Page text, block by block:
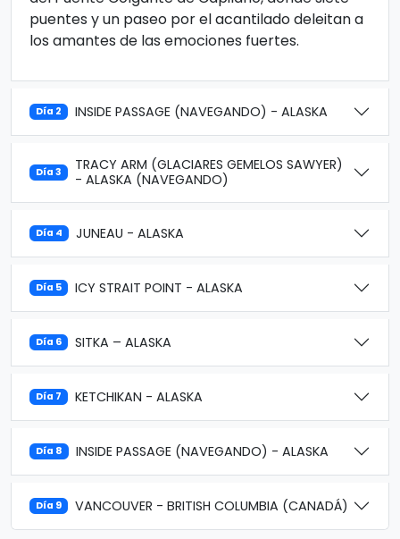
puentes y un paseo por el acantilado deleitan a
los amantes de las emociones fuertes.
Día 2 INSIDE PASSAGE (NAVEGANDO) - ALASKA
Día 3
TRACY ARM (GLACIARES GEMELOS SAWYER)
- ALASKA (NAVEGANDO)
Día 4 JUNEAU - ALASKA
Día 5 ICY STRAIT POINT - ALASKA
Día 6 SITKA – ALASKA
Día 7 KETCHIKAN - ALASKA
Día 8 INSIDE PASSAGE (NAVEGANDO) - ALASKA
Día 9 VANCOUVER - BRITISH COLUMBIA (CANADÁ)